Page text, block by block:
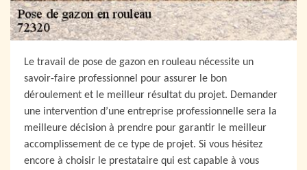
Le travail de pose de gazon en rouleau nécessite un
savoir-faire professionnel pour assurer le bon
déroulement et le meilleur résultat du projet. Demander
une intervention d’une entreprise professionnelle sera la
meilleure décision à prendre pour garantir le meilleur
accomplissement de ce type de projet. Si vous hésitez
encore à choisir le prestataire qui est capable à vous